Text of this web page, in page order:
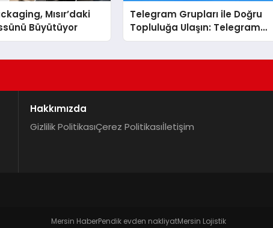
Mısır’daki
Büyütüyor
Telegram Grupları ile Doğru
Topluluğa Ulaşın: Telegram
Grup Arayanların İşini
Hakkımızda
Gizlilik PolitikasıÇerez Politikasıİletişim
Mersin HaberPendik evden nakliyatMersin Lojistik